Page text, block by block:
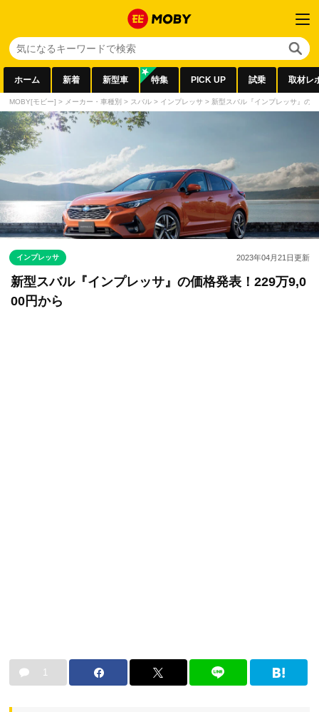
ホーム 新着 新型車 特集 PICK UP 試乗 取材レ
MOBY[モビー] > メーカー・車種別 > スバル > インプレッサ > 新型スバル『インプレッサ』の
インプレッサ 2023年04月21日更新
新型スバル『インプレッサ』の価格発表！229万9,0
00円から
1